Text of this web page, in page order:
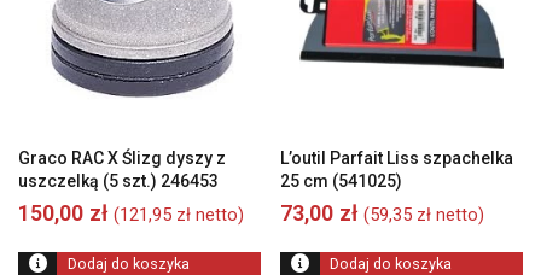
Graco RAC X Ślizg dyszy z
uszczelką (5 szt.) 246453
150,00 zł (121,95 zł netto)
Dodaj do koszyka
L’outil Parfait Liss szpachelka
25 cm (541025)
73,00 zł (59,35 zł netto)
Dodaj do koszyka